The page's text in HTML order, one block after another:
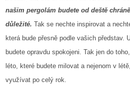
našim pergolám budete od deště
důležité. Tak se nechte inspirovat a
která bude přesně podle vašich představ.
budete opravdu spokojeni. Tak jen do
léto, které budete milovat a nejenom v
využívat po celý rok.